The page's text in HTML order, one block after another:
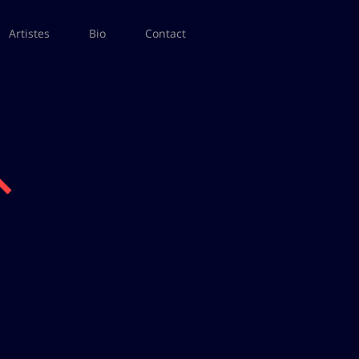
Artistes Bio Contact